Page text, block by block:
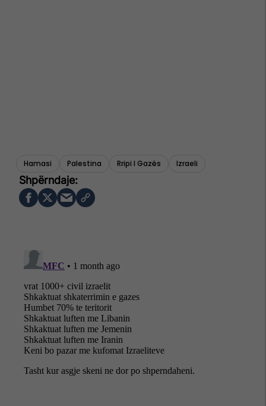
Hamasi Palestina Rripi I Gazës Izraeli